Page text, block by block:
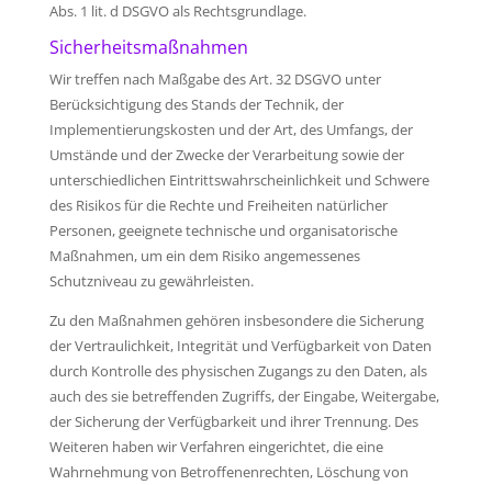
Abs. 1 lit. d DSGVO als Rechtsgrundlage.
Sicherheitsmaßnahmen
Wir treffen nach Maßgabe des Art. 32 DSGVO unter
Berücksichtigung des Stands der Technik, der
Implementierungskosten und der Art, des Umfangs, der
Umstände und der Zwecke der Verarbeitung sowie der
unterschiedlichen Eintrittswahrscheinlichkeit und Schwere
des Risikos für die Rechte und Freiheiten natürlicher
Personen, geeignete technische und organisatorische
Maßnahmen, um ein dem Risiko angemessenes
Schutzniveau zu gewährleisten.
Zu den Maßnahmen gehören insbesondere die Sicherung
der Vertraulichkeit, Integrität und Verfügbarkeit von Daten
durch Kontrolle des physischen Zugangs zu den Daten, als
auch des sie betreffenden Zugriffs, der Eingabe, Weitergabe,
der Sicherung der Verfügbarkeit und ihrer Trennung. Des
Weiteren haben wir Verfahren eingerichtet, die eine
Wahrnehmung von Betroffenenrechten, Löschung von